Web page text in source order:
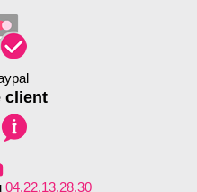
client
04.22.13.28.30